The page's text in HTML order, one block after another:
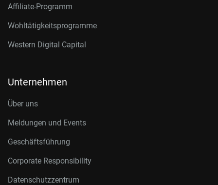
Affiliate-Programm
Wohltätigkeitsprogramme
Western Digital Capital
Unternehmen
Über uns
Meldungen und Events
Geschäftsführung
Corporate Responsibility
Datenschutzzentrum